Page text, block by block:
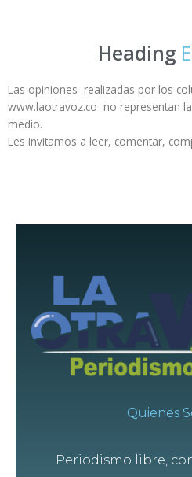
Heading
Las opiniones realizadas por los
www.laotravoz.co no representan
medio.
Les invitamos a leer, comentar,
Quienes
Periodismo libre,